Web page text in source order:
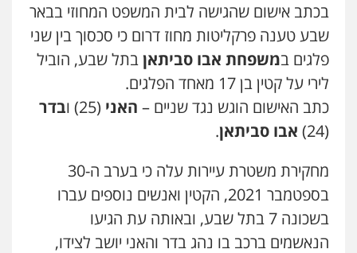
גיל דביר – משרד עורכי דין
פלילי פשיעה כלכלית צווארון לבן
0506217771
סלימאן אבו שעירה – משרד עורכי דין
פלילי
עו"ד אסף גונן
פלילי פשע חמור תעבורה צבא
וחקירות
0542255161
בכתב אישום שהגישה לבית המשפט המחוזי בבאר
שבע טענה פרקליטות מחוז דרום כי סכסוך בין שני
פלגים במשפחת אבו סביתאןבתל שבע, הוביל
לירי על קטין בן 17 מאחד הפלגים.
כתב האישום הוגש נגד שניים – האני (25) ו
בדר
(24)
אבו סביתאן.
מחקירת משטרת עיירות עלה כי בערב ה-30
בספטמבר 2021, הקטין ואנשים נוספים עברו
בשכונה 7 בתל שבע, ובאותה עת הגיעו
הנאשמים ברכב בו נהג בדר והאני יושב לצידו,